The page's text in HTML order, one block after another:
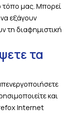
τόπο μας. Μπορεί
εξάγουν
τη διαφημιστική
τα
και
Internet